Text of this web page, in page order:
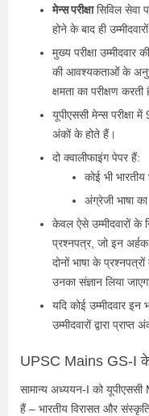
मेन्स परीक्षासिविल सेवा
होने के बाद ही
मुख्य परीक्षा
की आवश्यकताओं के
क्षमता का परीक्षण करती
यूपीएससी मेन्स परीक्षा
अंकों के होते हैं।
दो क्वालीफाइंग पेपर हैं:
कोई भी भारतीय
अंग्रेजी भाषा
केवल ऐसे उम्मीदवारों
प्रश्नपत्र, जो इन
दोनों भाषा के
उनका संज्ञान लिया
यदि कोई उम्मीदवार इन
उम्मीदवारों द्वारा
UPSC Mains GS-I
सामान्य अध्ययन‐I को
हैं – भारतीय विरासत और